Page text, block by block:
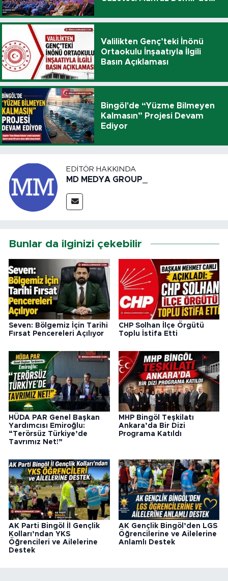
Valilikten Genç’teki İnönü
Ortaokulu İnşaatıyla İlgili
Basın Açıklaması
Bingöl'de “Yüzme Bilmeyen
Kalmasın” Projesi Devam
Ediyor
EDITÖR HAKKINDA
MD MEDYA GROUP_
Bunlar da ilginizi çekebilir
Seven: Bölgemiz İçin Tarihi
Fırsat Pencereleri Açılıyor
CHP Solhan İlçe Örgütü
Toplu İstifa Etti
HÜDA PAR Genel Başkan
Yardımcısı Emiroğlu:
“Terörsüz Türkiye’de
Tavrımız Net!”
MHP Bingöl Teşkilatı
Ankara’da Bir Dizi
Programa Katıldı
AK Parti Bingöl İl Gençlik
Kolları’ndan YKS
Öğrencileri ve Ailelerine
Destek
AK Gençlik Bingöl’den LGS
Öğrencilerine ve Ailelerine
Anlamlı Destek